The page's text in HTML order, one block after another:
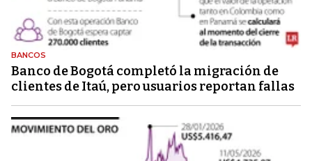
BANCOS
Banco de Bogotá completó la migración de
clientes de Itaú, pero usuarios reportan fallas